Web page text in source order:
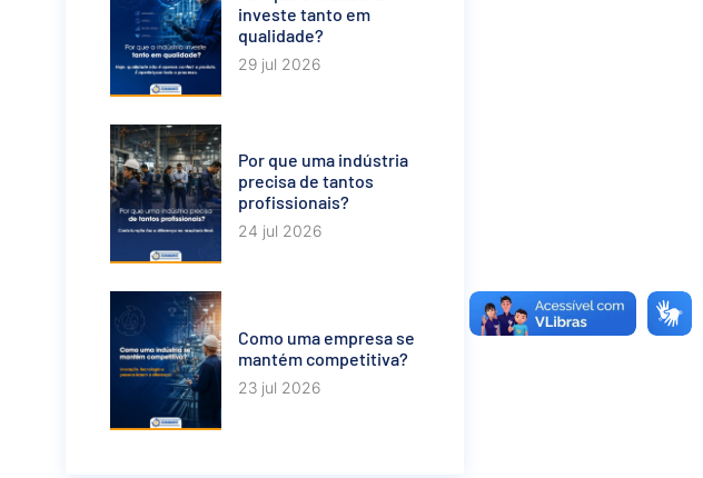
investe tanto em
qualidade?
29 jul 2026
Por que uma indústria
precisa de tantos
profissionais?
24 jul 2026
Como uma empresa se
mantém competitiva?
23 jul 2026